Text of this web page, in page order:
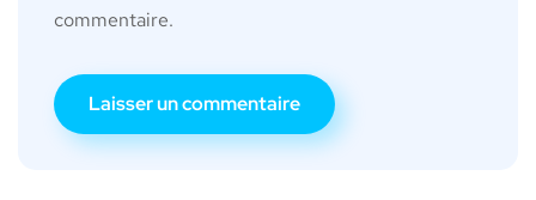
commentaire.